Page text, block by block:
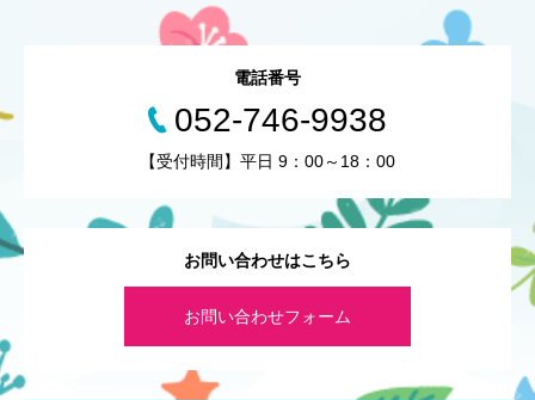
お問い合わせはこちら
お問い合わせフォーム
電話番号
052-746-9938
【受付時間】平日 9：00～18：00